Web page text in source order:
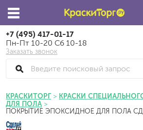
+7 (495) 417-01-17
Пн-Пт 10-20 Сб 10-18
Заказать звонок
КРАСКИТОРГ
КРАСКИ
ДЛЯ ПОЛА
ПОКРЫТИЕ ЭПОКСИДНОЕ ДЛЯ ПОЛА